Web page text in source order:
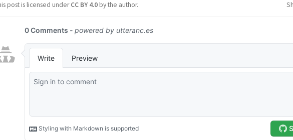
post is licensed underCC BY 4.0by the author.